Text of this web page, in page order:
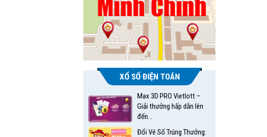
XỔ SỐ ĐIỆN TOÁN
Max 3D PRO Vietlott –
Giải thưởng hấp dẫn lên
đến...
Đổi Vé Số Trúng Thưởng: